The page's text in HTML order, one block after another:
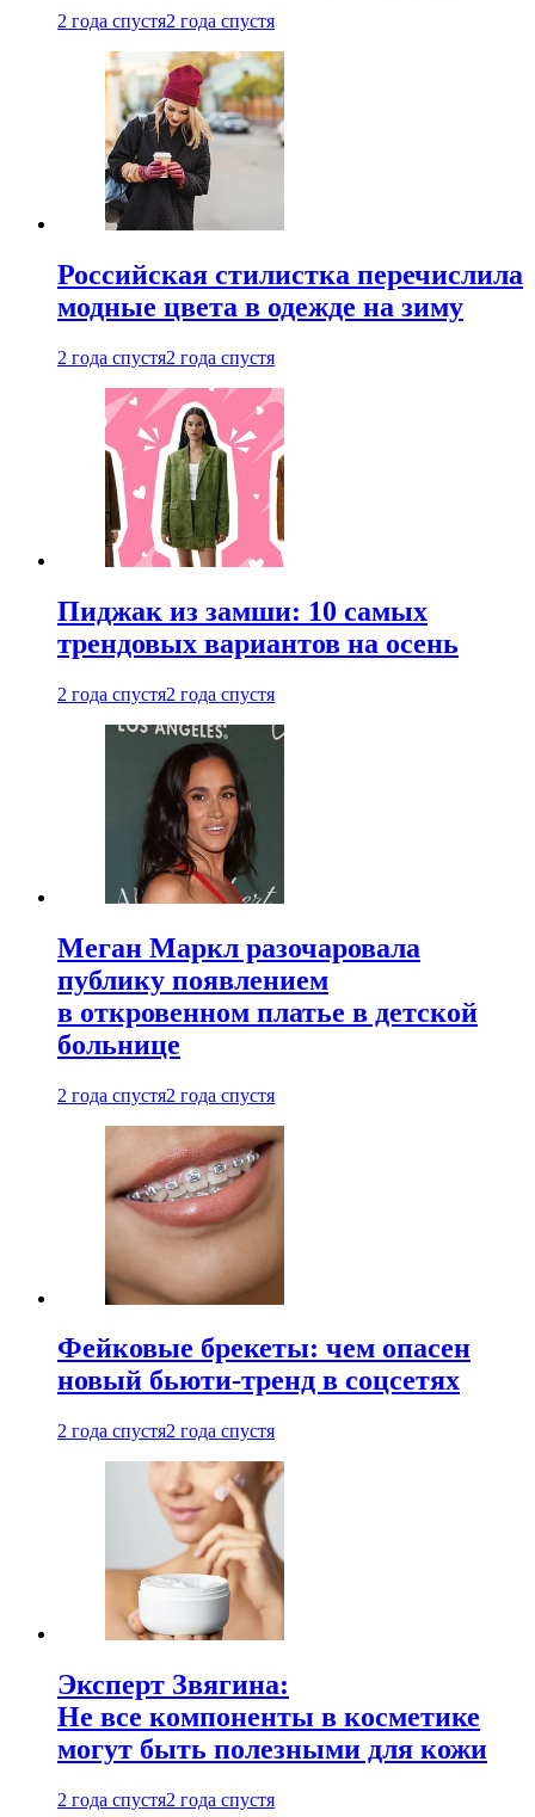
2 года спустя2 года спустя
Российская стилистка перечислила
модные цвета в одежде на зиму
2 года спустя2 года спустя
Пиджак из замши: 10 самых
трендовых вариантов на осень
2 года спустя2 года спустя
Меган Маркл разочаровала
публику появлением
в откровенном платье в детской
больнице
2 года спустя2 года спустя
Фейковые брекеты: чем опасен
новый бьюти-тренд в соцсетях
2 года спустя2 года спустя
Эксперт Звягина:
Не все компоненты в косметике
могут быть полезными для кожи
2 года спустя2 года спустя